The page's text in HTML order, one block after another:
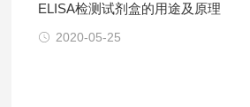
ELISA检测试剂盒的用途及原理
2020-05-25